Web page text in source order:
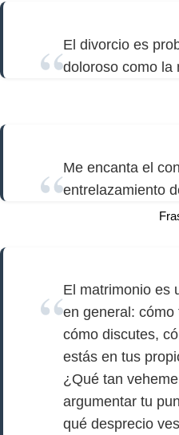
El divorcio es
doloroso como la
Me encanta el
entrelazamiento
El matrimonio es
en general: cómo
cómo discutes,
estás en tus
¿Qué tan
argumentar tu
qué desprecio